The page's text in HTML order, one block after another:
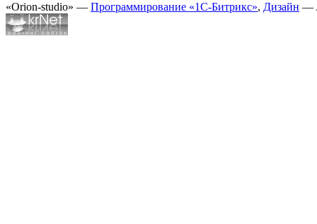
«Orion-studio» — Программирование «1С-Битрикс», Дизайн —